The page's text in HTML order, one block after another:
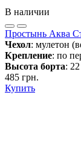
В наличии
Простынь Аква
Чехол: мулетон
Крепление: по
Высота борта:
485 грн.
Купить